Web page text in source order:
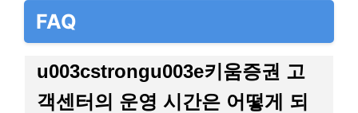
FAQ
u003cstrongu003e키움증권 고
객센터의 운영 시간은 어떻게 되